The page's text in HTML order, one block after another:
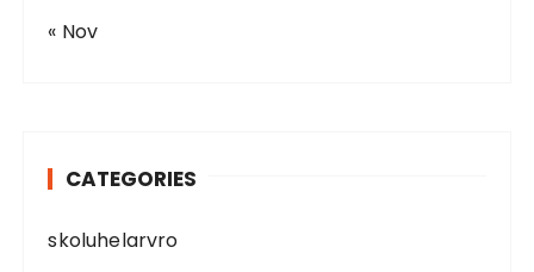
« Nov
CATEGORIES
skoluhelarvro